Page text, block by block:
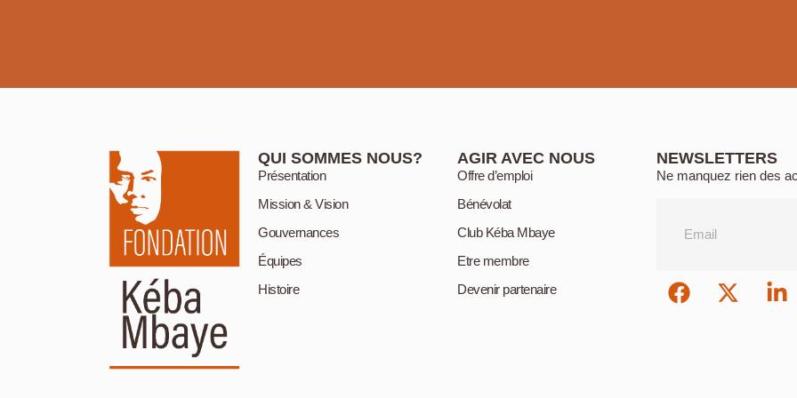
QUI SOMMES NOUS?
Présentation
Mission & Vision
Gouvernances
Équipes
Histoire
AGIR AVEC NOUS
Offre d’emploi
Bénévolat
Club Kéba Mbaye
Etre membre
Devenir partenaire
NEWSLETTERS
Ne manquez rien des